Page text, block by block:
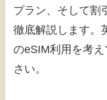
プラン、そして割
徹底解説します。
のeSIM利用を考
さい。